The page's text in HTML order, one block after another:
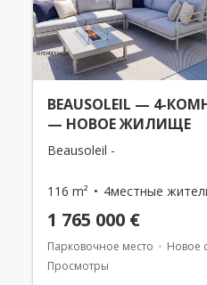
BEAUSOLEIL — 4-
— НОВОЕ ЖИЛИЩЕ
Beausoleil -
116 m² 4местные
1 765 000 €
Парковочное место
Новое
Просмотры